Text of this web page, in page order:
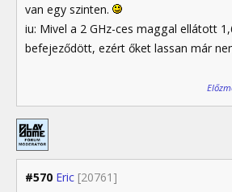
van egy szinten.
iu: Mivel a 2 GHz-ces maggal ellátott
befejeződött, ezért őket lassan már
#570 Eric [20761]